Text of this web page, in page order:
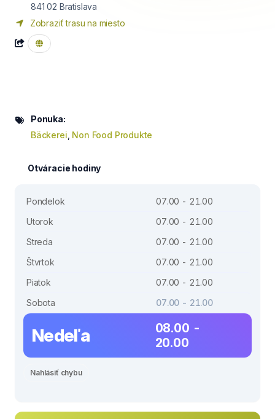
841 02 Bratislava
Zobraziť trasu na miesto
Ponuka:
Bäckerei Non Food Produkte
Otváracie hodiny
Pondelok
07.00 - 21.00
Utorok
07.00 - 21.00
Streda
07.00 - 21.00
Štvrtok
07.00 - 21.00
Piatok
07.00 - 21.00
Sobota
07.00 - 21.00
Nedeľa
08.00 -
20.00
Nahlásiť chybu